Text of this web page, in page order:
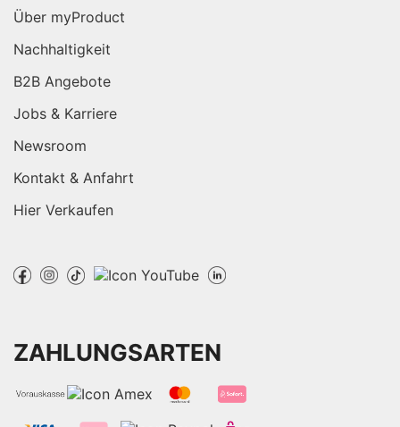
Über myProduct
Nachhaltigkeit
B2B Angebote
Jobs & Karriere
Newsroom
Kontakt & Anfahrt
Hier Verkaufen
ZAHLUNGSARTEN